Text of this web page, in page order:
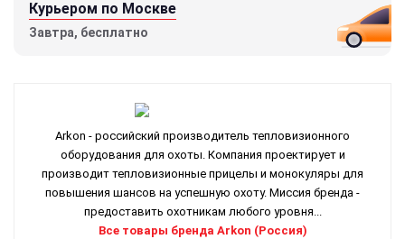
Курьером по Москве
Завтра, бесплатно
Arkon - российский производитель тепловизионного
оборудования для охоты. Компания проектирует и
производит тепловизионные прицелы и монокуляры для
повышения шансов на успешную охоту. Миссия бренда -
предоставить охотникам любого уровня...
Все товары бренда Arkon (Россия)